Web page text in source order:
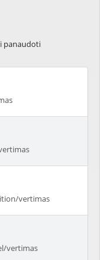
panaudoti
vertimas
vertimas